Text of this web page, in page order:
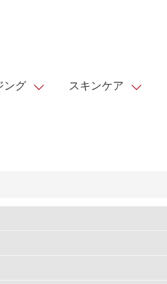
ング スキンケア
シーンから選ぶ